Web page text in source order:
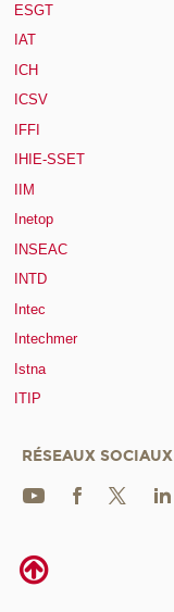
ESGT
IAT
ICH
ICSV
IFFI
IHIE-SSET
IIM
Inetop
INSEAC
INTD
Intec
Intechmer
Istna
ITIP
RÉSEAUX SOCIAUX